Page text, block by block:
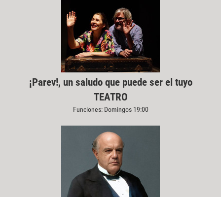
¡Parev!, un saludo que puede ser el tuyo
TEATRO
Funciones: Domingos 19:00